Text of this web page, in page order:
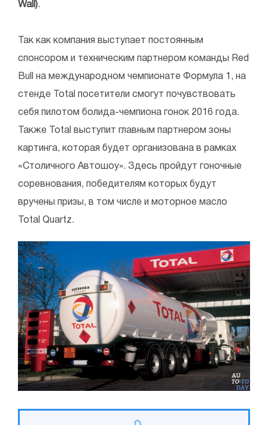
Wall).
Так как компания выступает постоянным
спонсором и техническим партнером команды Red
Bull на международном чемпионате Формула 1, на
стенде Total посетители смогут почувствовать
себя пилотом болида-чемпиона гонок 2016 года.
Также Total выступит главным партнером зоны
картинга, которая будет организована в рамках
«Столичного Автошоу». Здесь пройдут гоночные
соревнования, победителям которых будут
вручены призы, в том числе и моторное масло
Total Quartz.